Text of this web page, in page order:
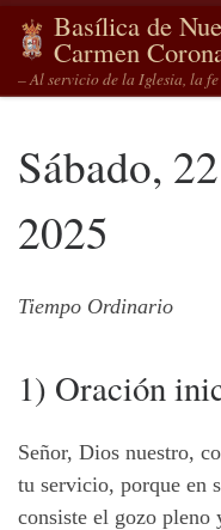
Saltar al contenido
Basílica de
Carmen
– Al servicio de la Iglesia, la
Sábado,
2025
Tiempo Ordinario
1) Oración
Señor, Dios nuestro,
tu servicio, porque en
consiste el gozo pleno